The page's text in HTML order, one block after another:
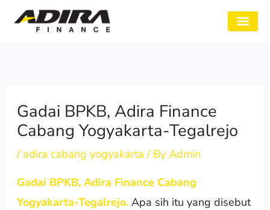
Gadai BPKB, Adira Finance
Cabang Yogyakarta-Tegalrejo
/ adira cabang yogyakarta / By Admin
Gadai BPKB, Adira Finance Cabang
Yogyakarta-Tegalrejo. Apa sih itu yang disebut